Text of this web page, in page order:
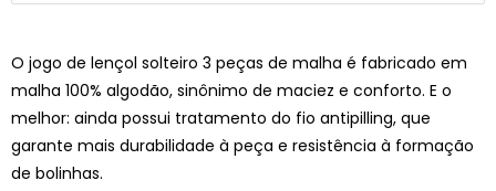
O jogo de lençol solteiro 3 peças de malha é fabricado em
malha 100% algodão, sinônimo de maciez e conforto. E o
melhor: ainda possui tratamento do fio antipilling, que
garante mais durabilidade à peça e resistência à formação
de bolinhas.